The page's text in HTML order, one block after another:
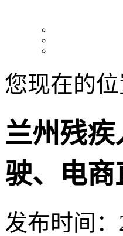
您现在的位
兰州残
驶、电商
发布时间：